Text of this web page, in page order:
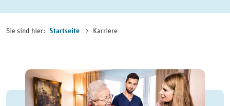
Sie sind hier: Startseite Karriere